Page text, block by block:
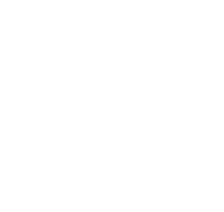
니합니다.
우에는 예외로 한다.
선을 다하고 있습니다.
대해 동의한 것으로 봅니다.